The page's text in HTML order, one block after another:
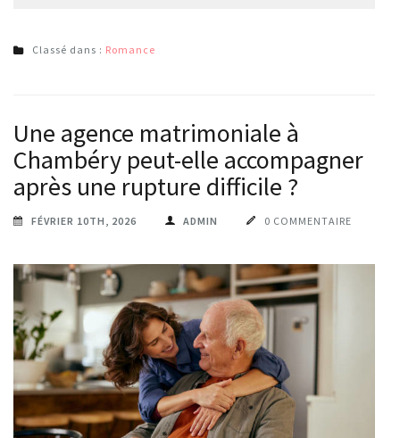
Classé dans : Romance
Une agence matrimoniale à
Chambéry peut-elle accompagner
après une rupture difficile ?
FÉVRIER 10TH, 2026 ADMIN 0 COMMENTAIRE